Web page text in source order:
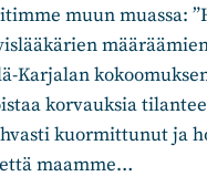
muun muassa:
Karjalan
korvauksia
kuormittunut ja
maamme…